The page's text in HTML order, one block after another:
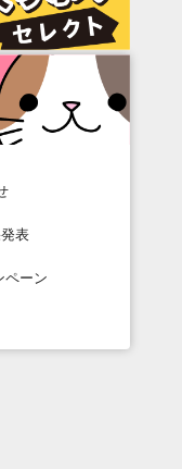
表
ペーン